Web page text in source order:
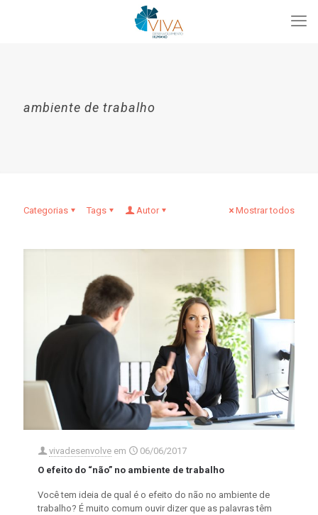
ambiente de trabalho
Categorias Tags Autor Mostrar todos
vivadesenvolve em
06/06/2017
O efeito do “não” no ambiente de trabalho
Você tem ideia de qual é o efeito do não no ambiente de
trabalho? É muito comum ouvir dizer que as palavras têm